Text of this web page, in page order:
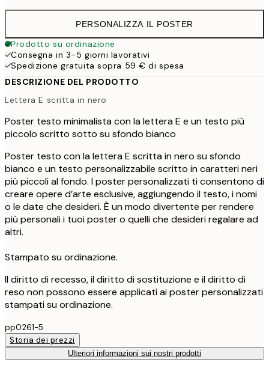
PERSONALIZZA IL POSTER
Prodotto su ordinazione
Consegna in 3-5 giorni lavorativi
Spedizione gratuita sopra 59 € di spesa
DESCRIZIONE DEL PRODOTTO
Lettera E scritta in nero
Poster testo minimalista con la lettera E e un testo più
piccolo scritto sotto su sfondo bianco
Poster testo con la lettera E scritta in nero su sfondo
bianco e un testo personalizzabile scritto in caratteri neri
più piccoli al fondo. I poster personalizzati ti consentono di
creare opere d’arte esclusive, aggiungendo il testo, i nomi
o le date che desideri. È un modo divertente per rendere
più personali i tuoi poster o quelli che desideri regalare ad
altri.
Stampato su ordinazione.
Il diritto di recesso, il diritto di sostituzione e il diritto di
reso non possono essere applicati ai poster personalizzati
stampati su ordinazione.
pp0261-5
Storia dei prezzi
Ulteriori informazioni sui nostri prodotti